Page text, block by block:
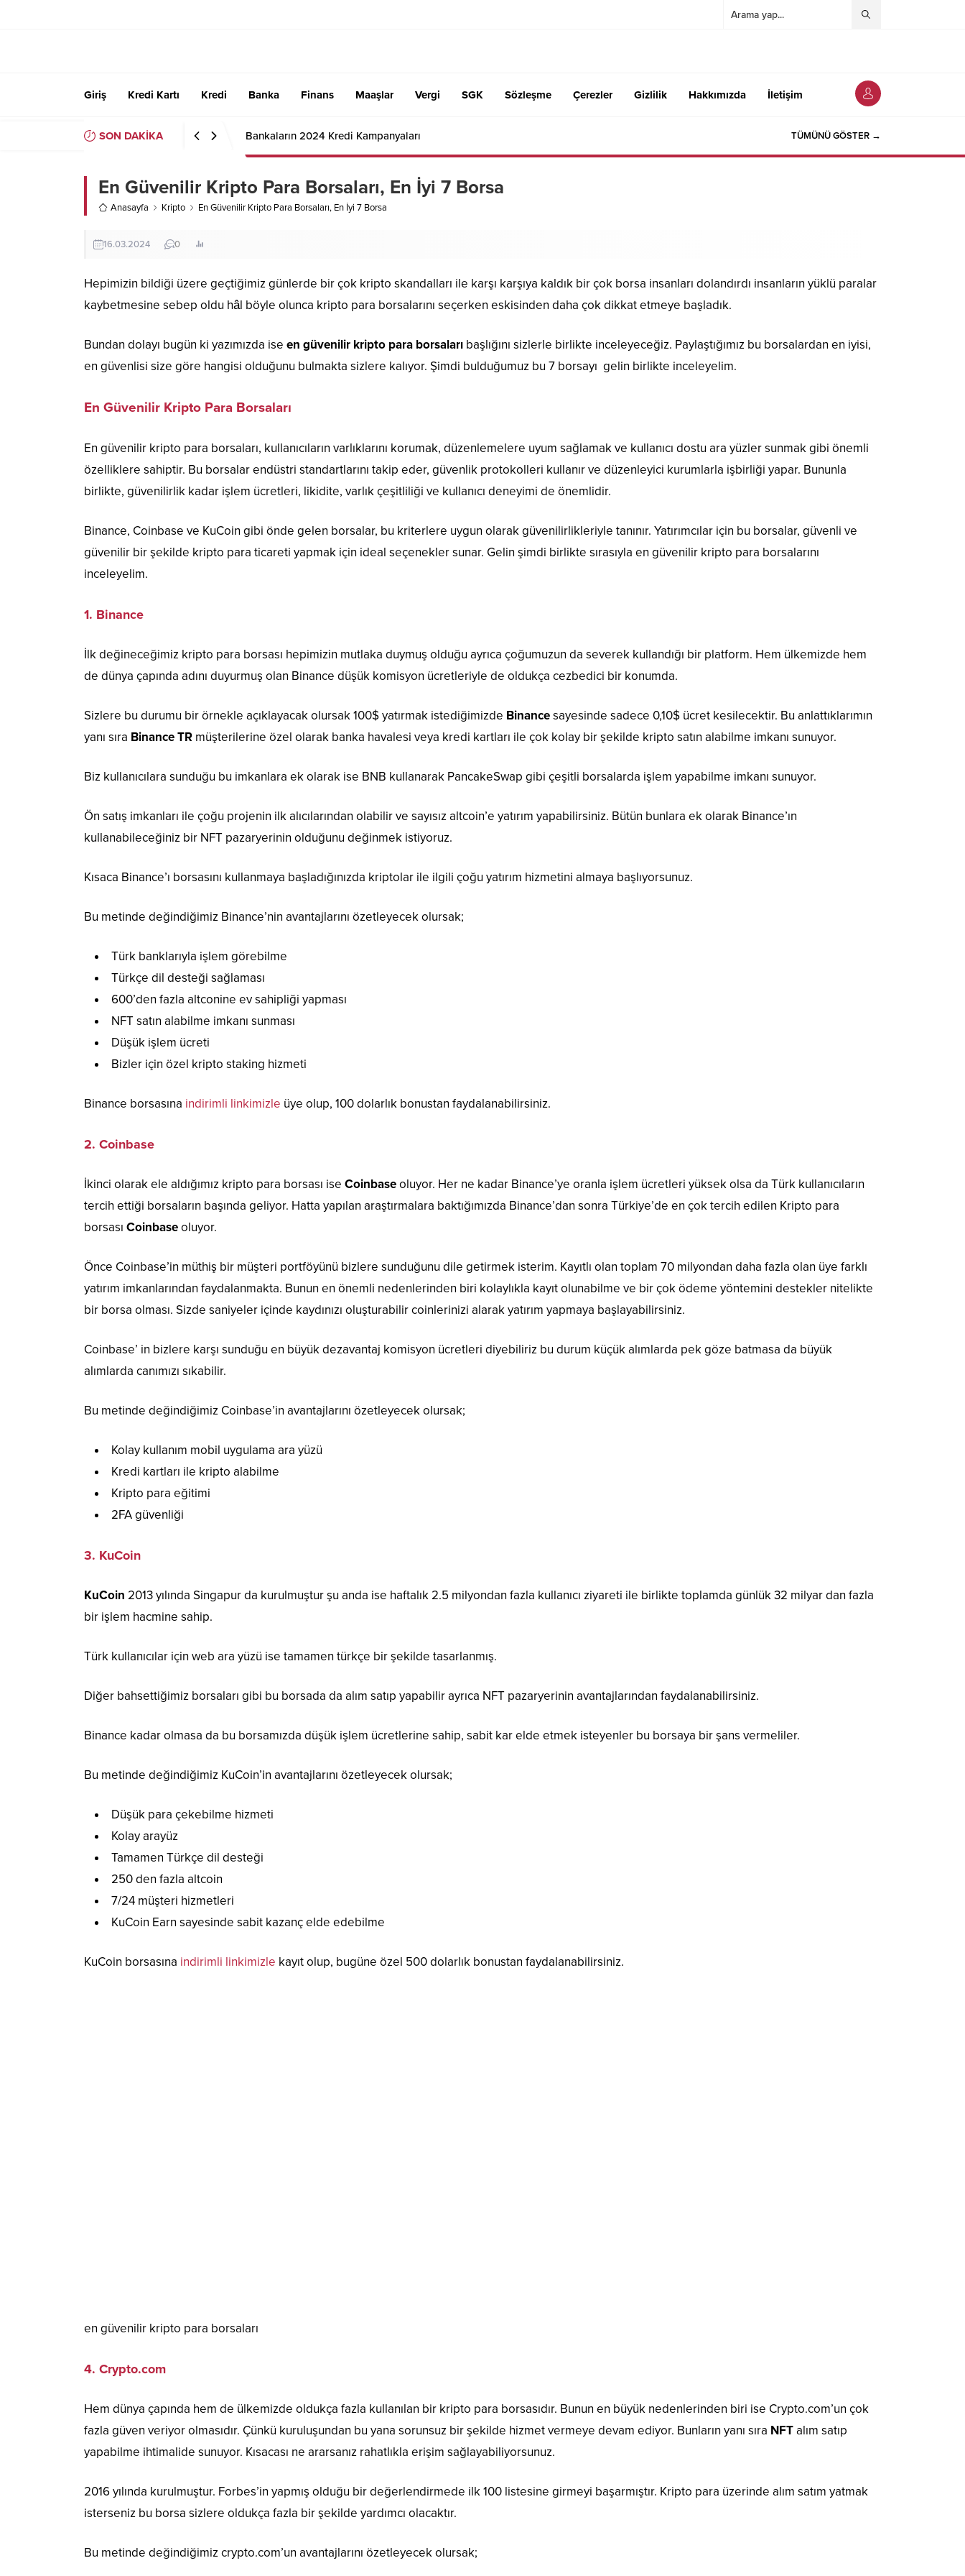
Giriş Kredi Kartı Kredi Banka Finans Maaşlar Vergi SGK Sözleşme Çerezler Gizlilik Hakkımızda İletişim
SON DAKİKA Bankaların 2024 Kredi Kampanyaları TÜMÜNÜ GÖSTER →
En Güvenilir Kripto Para Borsaları, En İyi 7 Borsa
Anasayfa Kripto En Güvenilir Kripto Para Borsaları, En İyi 7 Borsa
16.03.2024 0
Hepimizin bildiği üzere geçtiğimiz günlerde bir çok kripto skandalları ile karşı karşıya kaldık bir çok borsa insanları dolandırdı insanların yüklü paralar
kaybetmesine sebep oldu hâl böyle olunca kripto para borsalarını seçerken eskisinden daha çok dikkat etmeye başladık.
Bundan dolayı bugün ki yazımızda ise en güvenilir kripto para borsaları başlığını sizlerle birlikte inceleyeceğiz. Paylaştığımız bu borsalardan en iyisi,
en güvenlisi size göre hangisi olduğunu bulmakta sizlere kalıyor. Şimdi bulduğumuz bu 7 borsayı gelin birlikte inceleyelim.
En Güvenilir Kripto Para Borsaları
En güvenilir kripto para borsaları, kullanıcıların varlıklarını korumak, düzenlemelere uyum sağlamak ve kullanıcı dostu ara yüzler sunmak gibi önemli
özelliklere sahiptir. Bu borsalar endüstri standartlarını takip eder, güvenlik protokolleri kullanır ve düzenleyici kurumlarla işbirliği yapar. Bununla
birlikte, güvenilirlik kadar işlem ücretleri, likidite, varlık çeşitliliği ve kullanıcı deneyimi de önemlidir.
Binance, Coinbase ve KuCoin gibi önde gelen borsalar, bu kriterlere uygun olarak güvenilirlikleriyle tanınır. Yatırımcılar için bu borsalar, güvenli ve
güvenilir bir şekilde kripto para ticareti yapmak için ideal seçenekler sunar. Gelin şimdi birlikte sırasıyla en güvenilir kripto para borsalarını
inceleyelim.
1. Binance
İlk değineceğimiz kripto para borsası hepimizin mutlaka duymuş olduğu ayrıca çoğumuzun da severek kullandığı bir platform. Hem ülkemizde hem
de dünya çapında adını duyurmuş olan Binance düşük komisyon ücretleriyle de oldukça cezbedici bir konumda.
Sizlere bu durumu bir örnekle açıklayacak olursak 100$ yatırmak istediğimizde Binancesayesinde sadece 0,10$ ücret kesilecektir. Bu anlattıklarımın
yanı sıra Binance TR müşterilerine özel olarak banka havalesi veya kredi kartları ile çok kolay bir şekilde kripto satın alabilme imkanı sunuyor.
Biz kullanıcılara sunduğu bu imkanlara ek olarak ise BNB kullanarak PancakeSwap gibi çeşitli borsalarda işlem yapabilme imkanı sunuyor.
Ön satış imkanları ile çoğu projenin ilk alıcılarından olabilir ve sayısız altcoin’e yatırım yapabilirsiniz. Bütün bunlara ek olarak Binance’ın
kullanabileceğiniz bir NFT pazaryerinin olduğunu değinmek istiyoruz.
Kısaca Binance’ı borsasını kullanmaya başladığınızda kriptolar ile ilgili çoğu yatırım hizmetini almaya başlıyorsunuz.
Bu metinde değindiğimiz Binance’nin avantajlarını özetleyecek olursak;
Türk banklarıyla işlem görebilme
Türkçe dil desteği sağlaması
600’den fazla altconine ev sahipliği yapması
NFT satın alabilme imkanı sunması
Düşük işlem ücreti
Bizler için özel kripto staking hizmeti
Binance borsasına indirimli linkimizle üye olup, 100 dolarlık bonustan faydalanabilirsiniz.
2. Coinbase
İkinci olarak ele aldığımız kripto para borsası ise Coinbaseoluyor. Her ne kadar Binance’ye oranla işlem ücretleri yüksek olsa da Türk kullanıcıların
tercih ettiği borsaların başında geliyor. Hatta yapılan araştırmalara baktığımızda Binance’dan sonra Türkiye’de en çok tercih edilen Kripto para
borsası Coinbaseoluyor.
Önce Coinbase’in müthiş bir müşteri portföyünü bizlere sunduğunu dile getirmek isterim. Kayıtlı olan toplam 70 milyondan daha fazla olan üye farklı
yatırım imkanlarından faydalanmakta. Bunun en önemli nedenlerinden biri kolaylıkla kayıt olunabilme ve bir çok ödeme yöntemini destekler nitelikte
bir borsa olması. Sizde saniyeler içinde kaydınızı oluşturabilir coinlerinizi alarak yatırım yapmaya başlayabilirsiniz.
Coinbase’ in bizlere karşı sunduğu en büyük dezavantaj komisyon ücretleri diyebiliriz bu durum küçük alımlarda pek göze batmasa da büyük
alımlarda canımızı sıkabilir.
Bu metinde değindiğimiz Coinbase’in avantajlarını özetleyecek olursak;
Kolay kullanım mobil uygulama ara yüzü
Kredi kartları ile kripto alabilme
Kripto para eğitimi
2FA güvenliği
3. KuCoin
KuCoin 2013 yılında Singapur da kurulmuştur şu anda ise haftalık 2.5 milyondan fazla kullanıcı ziyareti ile birlikte toplamda günlük 32 milyar dan fazla
bir işlem hacmine sahip.
Türk kullanıcılar için web ara yüzü ise tamamen türkçe bir şekilde tasarlanmış.
Diğer bahsettiğimiz borsaları gibi bu borsada da alım satıp yapabilir ayrıca NFT pazaryerinin avantajlarından faydalanabilirsiniz.
Binance kadar olmasa da bu borsamızda düşük işlem ücretlerine sahip, sabit kar elde etmek isteyenler bu borsaya bir şans vermeliler.
Bu metinde değindiğimiz KuCoin’in avantajlarını özetleyecek olursak;
Düşük para çekebilme hizmeti
Kolay arayüz
Tamamen Türkçe dil desteği
250 den fazla altcoin
7/24 müşteri hizmetleri
KuCoin Earn sayesinde sabit kazanç elde edebilme
KuCoin borsasına indirimli linkimizle kayıt olup, bugüne özel 500 dolarlık bonustan faydalanabilirsiniz.
en güvenilir kripto para borsaları
4. Crypto.com
Hem dünya çapında hem de ülkemizde oldukça fazla kullanılan bir kripto para borsasıdır. Bunun en büyük nedenlerinden biri ise Crypto.com’un çok
fazla güven veriyor olmasıdır. Çünkü kuruluşundan bu yana sorunsuz bir şekilde hizmet vermeye devam ediyor. Bunların yanı sıra NFTalım satıp
yapabilme ihtimalide sunuyor. Kısacası ne ararsanız rahatlıkla erişim sağlayabiliyorsunuz.
2016 yılında kurulmuştur. Forbes’in yapmış olduğu bir değerlendirmede ilk 100 listesine girmeyi başarmıştır. Kripto para üzerinde alım satım yatmak
isterseniz bu borsa sizlere oldukça fazla bir şekilde yardımcı olacaktır.
Bu metinde değindiğimiz crypto.com’un avantajlarını özetleyecek olursak;